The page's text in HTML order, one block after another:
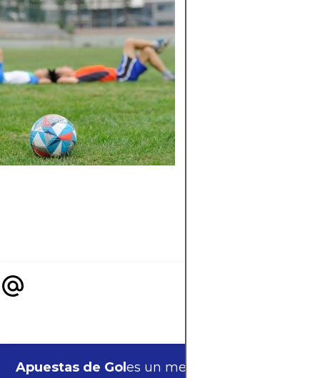
Apuestas de Goles un medio de